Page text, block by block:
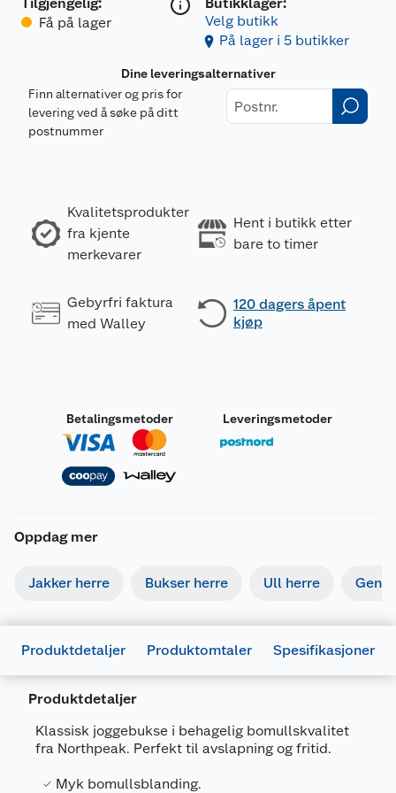
Få på lager
Velg butikk
På lager i 5 butikker
Dine leveringsalternativer
Finn alternativer og pris for
levering ved å søke på ditt
postnummer
Kvalitetsprodukter
fra kjente
merkevarer
Hent i butikk etter
bare to timer
Gebyrfri faktura
med Walley
120 dagers åpent
kjøp
Betalingsmetoder Leveringsmetoder
Oppdag mer
Jakker herre Bukser herre Ull herre
Produktdetaljer Produktomtaler Spesifikasjoner
Produktdetaljer
Klassisk joggebukse i behagelig bomullskvalitet
fra Northpeak. Perfekt til avslapning og fritid.
Myk bomullsblanding.
Artikkelnummer
5715350427456
Leverandørens artikkelnummer